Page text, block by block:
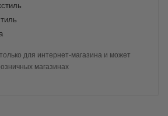
для интернет-магазина и может
магазинах